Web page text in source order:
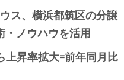
ス、横浜都筑区の分譲
・ノウハウを活用
昇率拡大=前年同月比